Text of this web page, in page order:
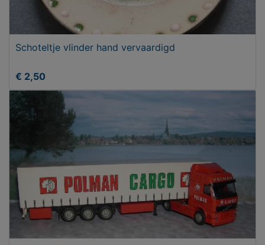
Schoteltje vlinder hand vervaardigd
€ 2,50